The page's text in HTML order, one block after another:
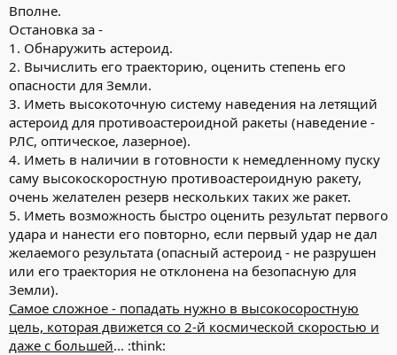
Вполне.
Остановка за -
1. Обнаружить астероид.
2. Вычислить его траекторию, оценить степень его
опасности для Земли.
3. Иметь высокоточную систему наведения на летящий
астероид для противоастероидной ракеты (наведение -
РЛС, оптическое, лазерное).
4. Иметь в наличии в готовности к немедленному пуску
саму высокоскоростную противоастероидную ракету,
очень желателен резерв нескольких таких же ракет.
5. Иметь возможность быстро оценить результат первого
удара и нанести его повторно, если первый удар не дал
желаемого результата (опасный астероид - не разрушен
или его траектория не отклонена на безопасную для
Земли).
Самое сложное - попадать нужно в высокосоростную
цель, которая движется со 2-й космической скоростью и
даже с большей... :think: